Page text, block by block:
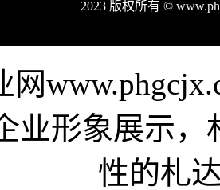
2023 版权所有 ©
网
业形象展示
性的札